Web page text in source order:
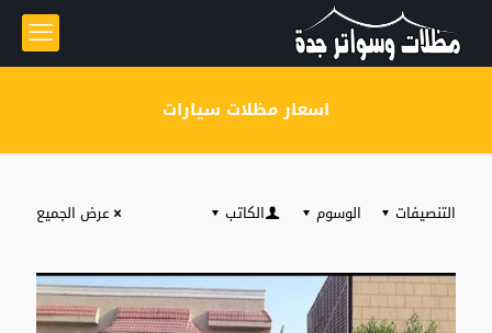
اسعار مظلات سيارات
التنصيفات الوسوم الكاتب عرض الجميع